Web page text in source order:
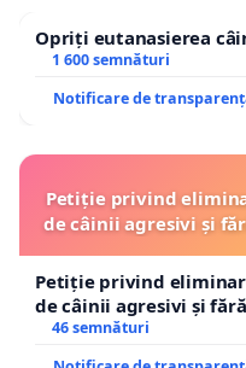
Opriți eutanasierea
1 600 semnături
Notificare de
Petiție privind
de câinii agresivi și
Petiție privind
de câinii agresivi și
46 semnături